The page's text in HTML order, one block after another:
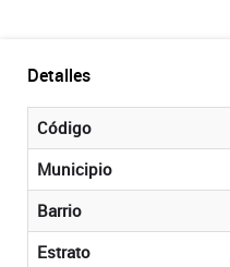
Detalles
Código
Municipio
Barrio
Estrato